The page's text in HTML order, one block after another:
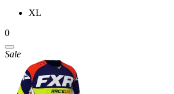
XL
0
Sale